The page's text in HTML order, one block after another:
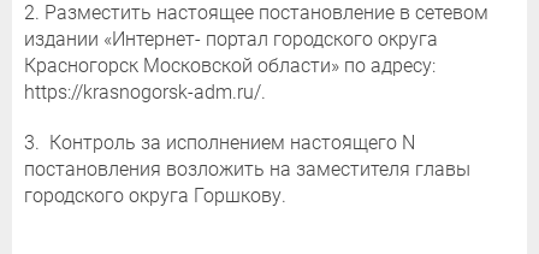
2. Разместить настоящее постановление в сетевом
издании «Интернет- портал городского округа
Красногорск Московской области» по адресу:
https://krasnogorsk-adm.ru/.
3. Контроль за исполнением настоящего N
постановления возложить на заместителя главы
городского округа Горшкову.